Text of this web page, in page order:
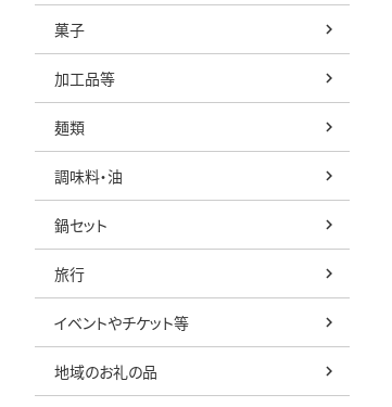
菓子
加工品等
麺類
調味料・油
鍋セット
旅行
イベントやチケット等
地域のお礼の品